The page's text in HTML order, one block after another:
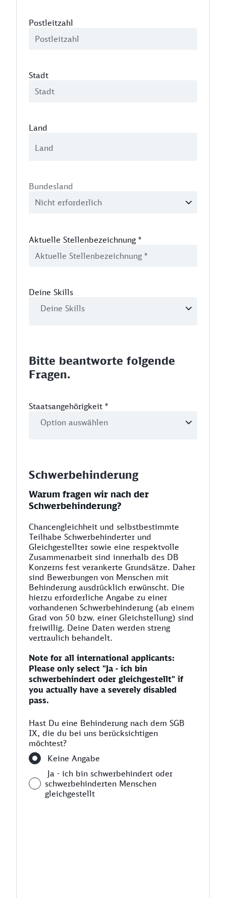
Postleitzahl
Stadt
Land
Bundesland
Aktuelle Stellenbezeichnung*
Deine Skills
Bitte beantworte folgende
Fragen.
Staatsangehörigkeit *
Schwerbehinderung
Warum fragen wir nach der
Schwerbehinderung?
Chancengleichheit und selbstbestimmte
Teilhabe Schwerbehinderter und
Gleichgestellter sowie eine respektvolle
Zusammenarbeit sind innerhalb des DB
Konzerns fest verankerte Grundsätze. Daher
sind Bewerbungen von Menschen mit
Behinderung ausdrücklich erwünscht. Die
hierzu erforderliche Angabe zu einer
vorhandenen Schwerbehinderung (ab einem
Grad von 50 bzw. einer Gleichstellung) sind
freiwillig. Deine Daten werden streng
vertraulich behandelt.
Note for all international applicants:
Please only select "Ja - ich bin
schwerbehindert oder gleichgestellt" if
you actually have a severely disabled
pass.
Hast Du eine Behinderung nach dem SGB
IX, die du bei uns berücksichtigen
möchtest?
Keine Angabe
Ja - ich bin schwerbehindert oder
schwerbehinderten Menschen
gleichgestellt